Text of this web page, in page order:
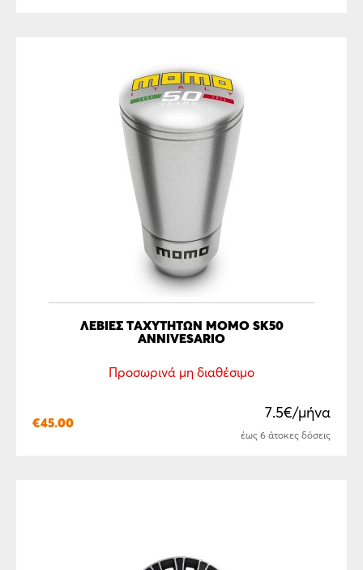
ΛΕΒΙΈΣ ΤΑΧΥΤΉΤΩΝ MOMO SK50
ANNIVESARIO
Προσωρινά μη διαθέσιμο
€45.00
7.5€/μήνα
έως 6 άτοκες δόσεις